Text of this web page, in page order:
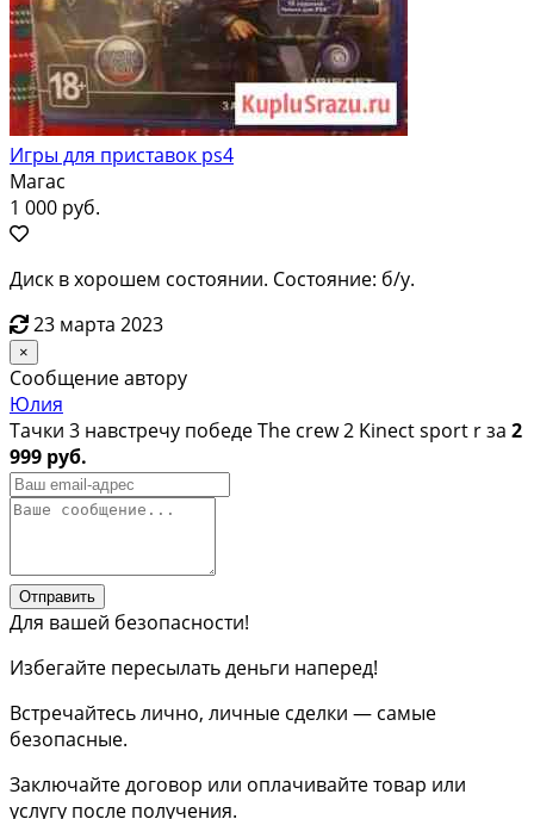
Игры для приставок ps4
Магас
1 000 руб.
Диск в хорошем состоянии. Состояние: б/у.
23 марта 2023
×
Сообщение автору
Юлия
Тачки 3 навстречу победе The crew 2 Kinect sport r за 2
999 руб.
Отправить
Для вашей безопасности!
Избегайте пересылать деньги наперед!
Встречайтесь лично, личные сделки — самые
безопасные.
Заключайте договор или оплачивайте товар или
услугу после получения.